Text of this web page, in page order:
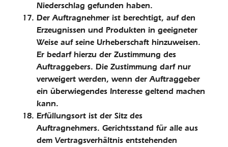
Niederschlag gefunden haben.
Der Auftragnehmer ist berechtigt, auf den
Erzeugnissen und Produkten in geeigneter
Weise auf seine Urheberschaft hinzuweisen.
Er bedarf hierzu der Zustimmung des
Auftraggebers. Die Zu­stimmung darf nur
verweigert werden, wenn der Auftraggeber
ein überwiegendes Interesse geltend machen
kann.
Erfüllungsort ist der Sitz des
Auftragnehmers. Gerichtsstand für alle aus
dem Vertragsverhältnis entstehenden